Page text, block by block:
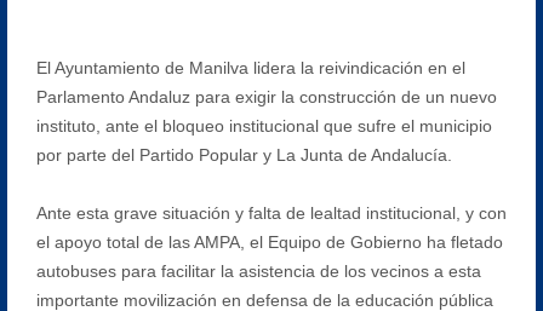
El Ayuntamiento de Manilva lidera la reivindicación en el
Parlamento Andaluz para exigir la construcción de un nuevo
instituto, ante el bloqueo institucional que sufre el municipio
por parte del Partido Popular y La Junta de Andalucía.
Ante esta grave situación y falta de lealtad institucional, y con
el apoyo total de las AMPA, el Equipo de Gobierno ha fletado
autobuses para facilitar la asistencia de los vecinos a esta
importante movilización en defensa de la educación pública